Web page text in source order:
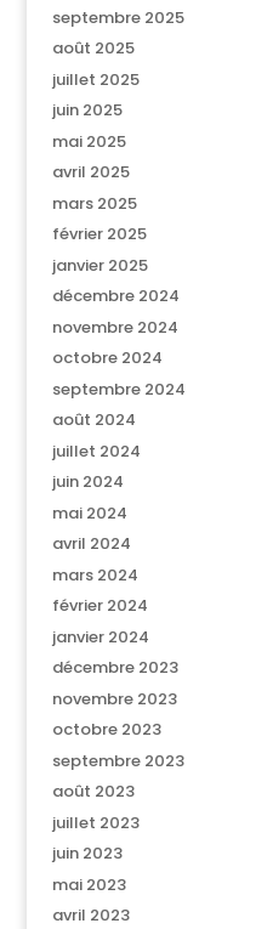
septembre 2025
août 2025
juillet 2025
juin 2025
mai 2025
avril 2025
mars 2025
février 2025
janvier 2025
décembre 2024
novembre 2024
octobre 2024
septembre 2024
août 2024
juillet 2024
juin 2024
mai 2024
avril 2024
mars 2024
février 2024
janvier 2024
décembre 2023
novembre 2023
octobre 2023
septembre 2023
août 2023
juillet 2023
juin 2023
mai 2023
avril 2023